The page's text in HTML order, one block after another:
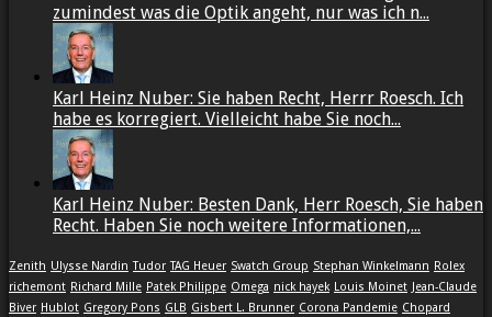
zumindest was die Optik angeht, nur was ich n...
Karl Heinz Nuber: Sie haben Recht, Herrr Roesch. Ich
habe es korregiert. Vielleicht habe Sie noch...
Karl Heinz Nuber: Besten Dank, Herr Roesch, Sie haben
Recht. Haben Sie noch weitere Informationen,...
Zenith Ulysse Nardin Tudor TAG Heuer Swatch Group Stephan Winkelmann Rolex
richemont Richard Mille Patek Philippe Omega nick hayek Louis Moinet Jean-Claude
Biver Hublot Gregory Pons GLB Gisbert L. Brunner Corona Pandemie Chopard